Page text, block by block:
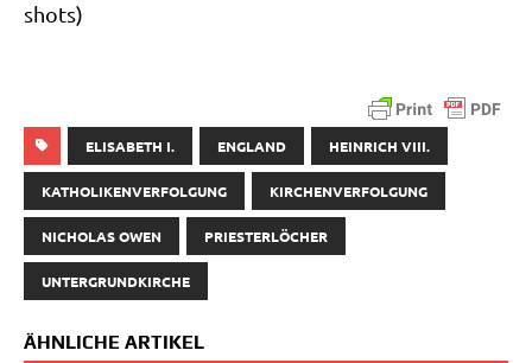
shots)
ELISABETH I. ENGLAND HEINRICH VIII.
KATHOLIKENVERFOLGUNG KIRCHENVERFOLGUNG
NICHOLAS OWEN PRIESTERLÖCHER
UNTERGRUNDKIRCHE
ÄHNLICHE ARTIKEL